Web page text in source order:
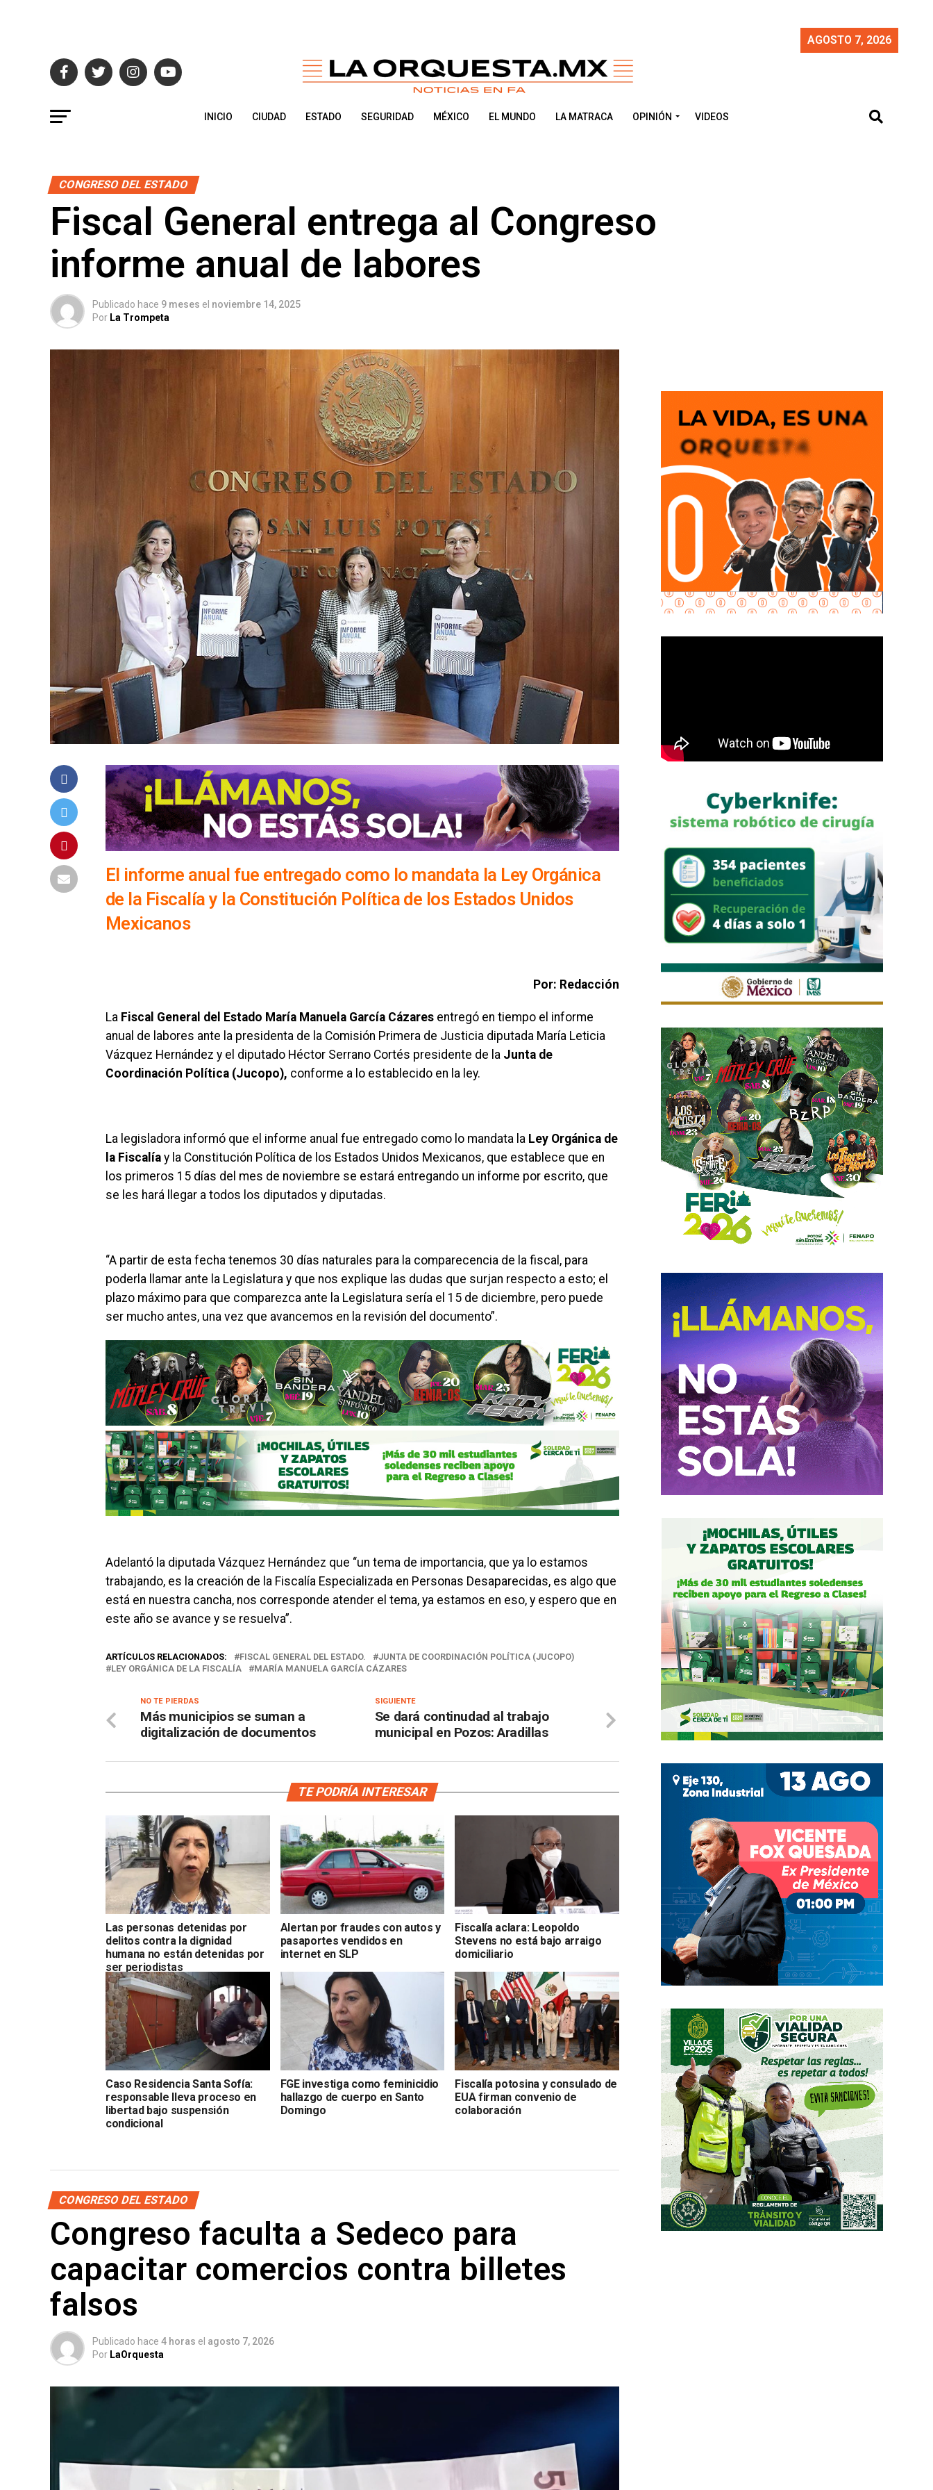
AGOSTO 7, 2026
INICIO CIUDAD ESTADO SEGURIDAD MÉXICO EL MUNDO LA MATRACA OPINIÓN VIDEOS
CONGRESO DEL ESTADO
Fiscal General entrega al Congreso
informe anual de labores
Publicado hace 9 meses el noviembre 14, 2025
Por La Trompeta
El informe anual fue entregado como lo mandata la Ley Orgánica
de la Fiscalía y la Constitución Política de los Estados Unidos
Mexicanos
Por: Redacción
La Fiscal General del Estado María Manuela García Cázares entregó en tiempo el informe
anual de labores ante la presidenta de la Comisión Primera de Justicia diputada María Leticia
Vázquez Hernández y el diputado Héctor Serrano Cortés presidente de la Junta de
Coordinación Política (Jucopo), conforme a lo establecido en la ley.
La legisladora informó que el informe anual fue entregado como lo mandata la Ley Orgánica de
la Fiscalía y la Constitución Política de los Estados Unidos Mexicanos, que establece que en
los primeros 15 días del mes de noviembre se estará entregando un informe por escrito, que
se les hará llegar a todos los diputados y diputadas.
“A partir de esta fecha tenemos 30 días naturales para la comparecencia de la fiscal, para
poderla llamar ante la Legislatura y que nos explique las dudas que surjan respecto a esto; el
plazo máximo para que comparezca ante la Legislatura sería el 15 de diciembre, pero puede
ser mucho antes, una vez que avancemos en la revisión del documento”.
Adelantó la diputada Vázquez Hernández que “un tema de importancia, que ya lo estamos
trabajando, es la creación de la Fiscalía Especializada en Personas Desaparecidas, es algo que
está en nuestra cancha, nos corresponde atender el tema, ya estamos en eso, y espero que en
este año se avance y se resuelva”.
ARTÍCULOS RELACIONADOS: FISCAL GENERAL DEL ESTADO.
JUNTA DE COORDINACIÓN POLÍTICA (JUCOPO)
LEY ORGÁNICA DE LA FISCALÍA
MARÍA MANUELA GARCÍA CÁZARES
SIGUIENTE
Se dará continudad al trabajo
municipal en Pozos: Aradillas
NO TE PIERDAS
Más municipios se suman a
digitalización de documentos
TE PODRÍA INTERESAR
Las personas detenidas por
delitos contra la dignidad
humana no están detenidas por
ser periodistas
Alertan por fraudes con autos y
pasaportes vendidos en
internet en SLP
Fiscalía aclara: Leopoldo
Stevens no está bajo arraigo
domiciliario
Caso Residencia Santa Sofía:
responsable lleva proceso en
libertad bajo suspensión
condicional
FGE investiga como feminicidio
hallazgo de cuerpo en Santo
Domingo
Fiscalía potosina y consulado de
EUA firman convenio de
colaboración
CONGRESO DEL ESTADO
Congreso faculta a Sedeco para
capacitar comercios contra billetes
falsos
Publicado hace 4 horas el agosto 7, 2026
Por LaOrquesta